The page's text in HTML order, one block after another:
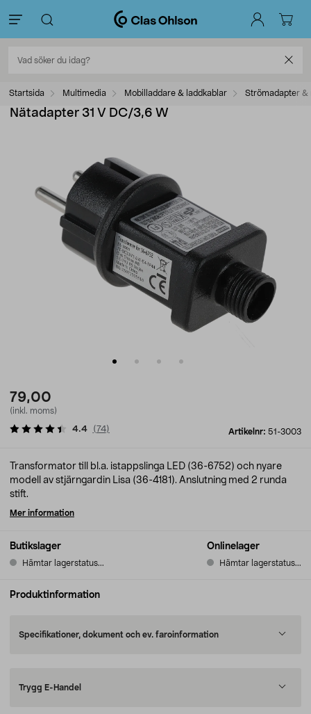
Startsida Multimedia Mobilladdare & laddkablar Strömadapter &
Nätadapter 31 V DC/3,6 W
79,00
(inkl. moms)
Artikelnr: 51-3003
4.4 (74)
Butikslager
Hämtar lagerstatus...
Onlinelager
Hämtar lagerstatus...
Transformator till bl.a. istappslinga LED (36-6752) och nyare
modell av stjärngardin Lisa (36-4181). Anslutning med 2 runda
stift.
Mer information
Produktinformation
Specifikationer, dokument och ev. faroinformation
Trygg E-Handel